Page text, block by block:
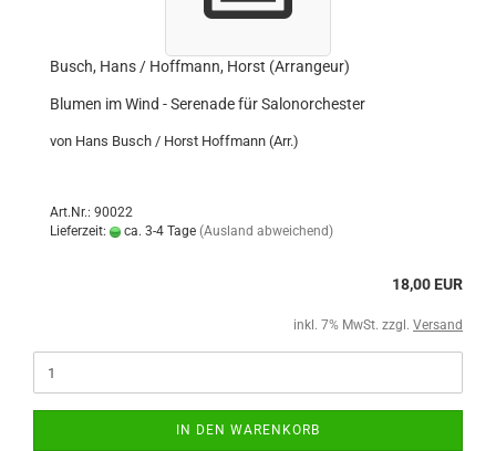
Busch, Hans / Hoffmann, Horst (Arrangeur)
Blumen im Wind - Serenade für Salonorchester
von Hans Busch / Horst Hoffmann (Arr.)
Art.Nr.: 90022
Lieferzeit:
ca. 3-4 Tage (Ausland abweichend)
18,00 EUR
inkl. 7% MwSt. zzgl. Versand
IN DEN WARENKORB